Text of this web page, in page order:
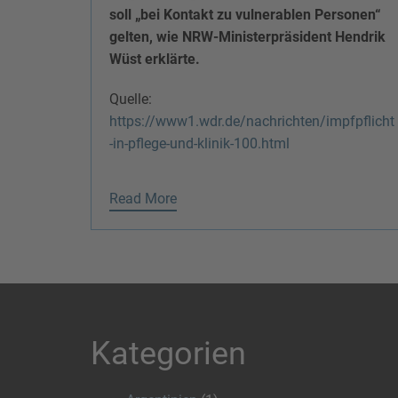
soll „bei Kontakt zu vulnerablen Personen“
gelten, wie NRW-Ministerpräsident Hendrik
Wüst erklärte.
Quelle:
https://www1.wdr.de/nachrichten/impfpflicht
-in-pflege-und-klinik-100.html
Read More
Kategorien